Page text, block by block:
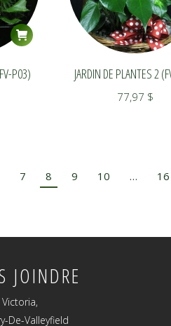
P03) JARDIN DE PLANTES 2
77,97 $
7 8 9 10 … 16
JOINDRE
De-Valleyfield